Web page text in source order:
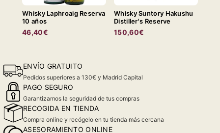
Whisky Laphroaig Reserva
10 años
46,40€
Whisky Suntory Hakushu
Distiller's Reserve
150,60€
ENVÍO GRATUITO
Pedidos superiores a 130€ y Madrid Capital
PAGO SEGURO
Garantizamos la seguridad de tus compras
RECOGIDA EN TIENDA
Compra online y recógelo en tu tienda más cercana
ASESORAMIENTO ONLINE